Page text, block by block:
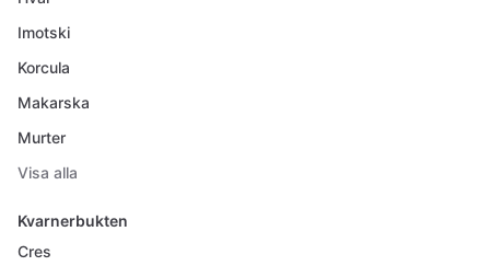
Imotski
Korcula
Makarska
Murter
Visa alla
Kvarnerbukten
Cres